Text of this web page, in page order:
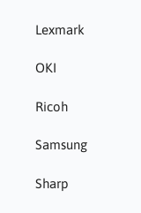
Lexmark
OKI
Ricoh
Samsung
Sharp